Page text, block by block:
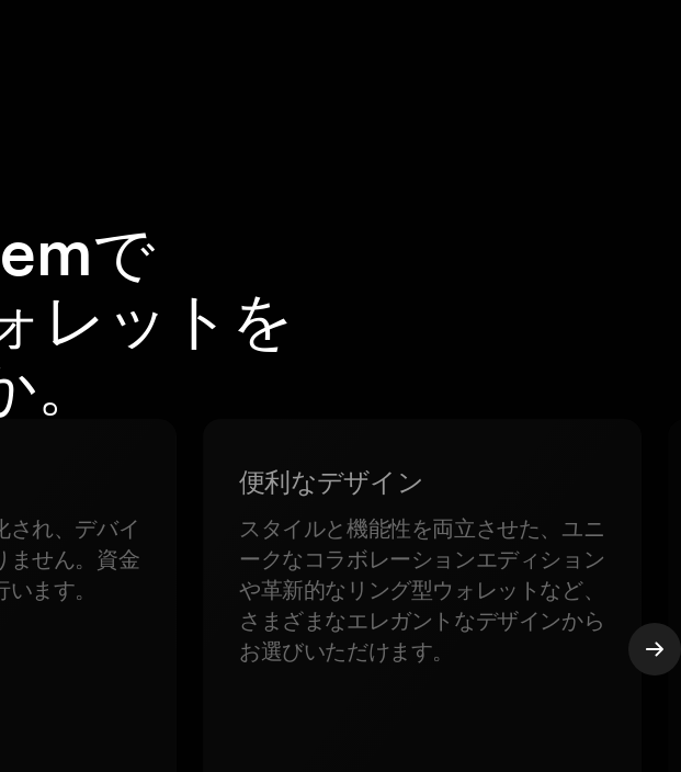
で
レットを
され、デバイ
ません。資金
ます。
便利なデザイン
スタイルと機能性を両立させた、ユニ
ークなコラボレーションエディション
や革新的なリング型ウォレットなど、
さまざまなエレガントなデザインから
お選びいただけます。